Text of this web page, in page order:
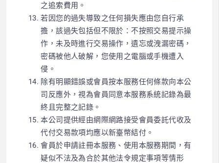
之追索費用。
若因您的過失導致之任何損失應由您自行承
擔，該過失包括但不限於：不按照交易提示操
作，未及時進行交易操作，遺忘或洩漏密碼，
密碼被他人破解，您使用之電腦或手機遭入
侵。
除有明顯錯誤或會員按本服務任何條款向本公
司反應外，視為會員同意本服務系統記錄為最
終且完整之記錄。
本公司提供經由網際網路接受會員委託代收及
代付交易款項均應以新臺幣結付。
會員於申請註冊本服務、使用本服務期間，有
疑似不法及為合於其他法令規定事項等情形